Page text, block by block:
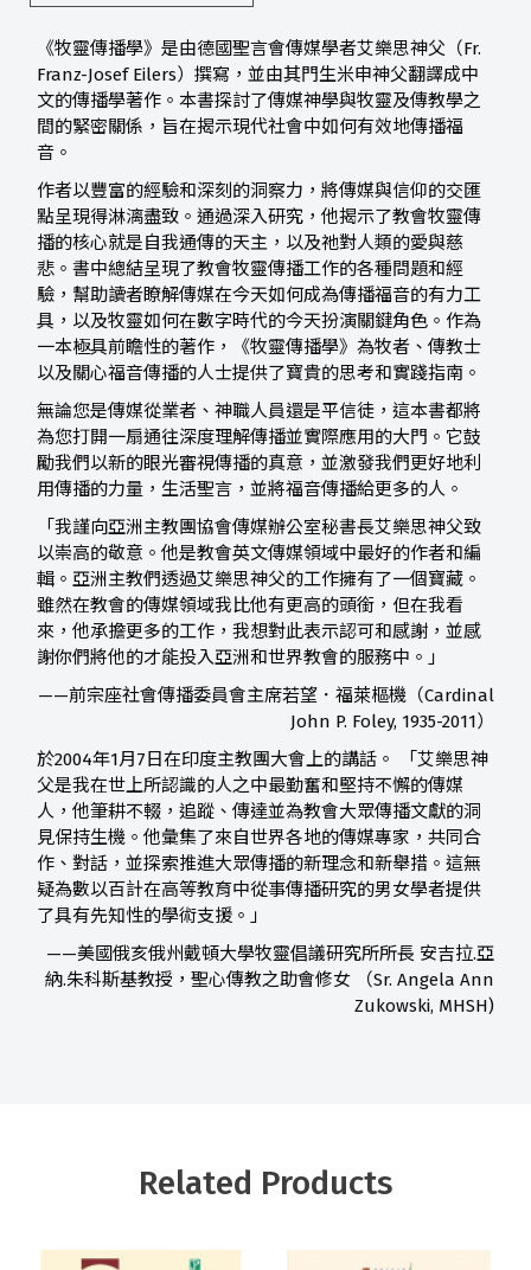
《牧靈傳播學》是由德國聖言會傳媒學者艾樂思神父（Fr.
Franz-Josef Eilers）撰寫，並由其門生米申神父翻譯成中
文的傳播學著作。本書探討了傳媒神學與牧靈及傳教學之
間的緊密關係，旨在揭示現代社會中如何有效地傳播福
音。
作者以豐富的經驗和深刻的洞察力，將傳媒與信仰的交匯
點呈現得淋漓盡致。通過深入研究，他揭示了教會牧靈傳
播的核心就是自我通傳的天主，以及祂對人類的愛與慈
悲。書中總結呈現了教會牧靈傳播工作的各種問題和經
驗，幫助讀者瞭解傳媒在今天如何成為傳播福音的有力工
具，以及牧靈如何在數字時代的今天扮演關鍵角色。作為
一本極具前瞻性的著作，《牧靈傳播學》為牧者、傳教士
以及關心福音傳播的人士提供了寶貴的思考和實踐指南。
無論您是傳媒從業者、神職人員還是平信徒，這本書都將
為您打開一扇通往深度理解傳播並實際應用的大門。它鼓
勵我們以新的眼光審視傳播的真意，並激發我們更好地利
用傳播的力量，生活聖言，並將福音傳播給更多的人。
「我謹向亞洲主教團協會傳媒辦公室秘書長艾樂思神父致
以崇高的敬意。他是教會英文傳媒領域中最好的作者和編
輯。亞洲主教們透過艾樂思神父的工作擁有了一個寶藏。
雖然在教會的傳媒領域我比他有更高的頭銜，但在我看
來，他承擔更多的工作，我想對此表示認可和感謝，並感
謝你們將他的才能投入亞洲和世界教會的服務中。」
——前宗座社會傳播委員會主席若望．福萊樞機（Cardinal
John P. Foley, 1935-2011）
於2004年1月7日在印度主教團大會上的講話。 「艾樂思神
父是我在世上所認識的人之中最勤奮和堅持不懈的傳媒
人，他筆耕不輟，追蹤、傳達並為教會大眾傳播文獻的洞
見保持生機。他彙集了來自世界各地的傳媒專家，共同合
作、對話，並探索推進大眾傳播的新理念和新舉措。這無
疑為數以百計在高等教育中從事傳播研究的男女學者提供
了具有先知性的學術支援。」
——美國俄亥俄州戴頓大學牧靈倡議研究所所長 安吉拉.亞
納.朱科斯基教授，聖心傳教之助會修女 （Sr. Angela Ann
Zukowski, MHSH)
Related Products